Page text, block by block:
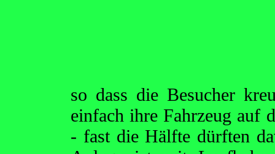
so dass die Besucher
einfach ihre Fahrzeug auf
- fast die Hälfte dürften